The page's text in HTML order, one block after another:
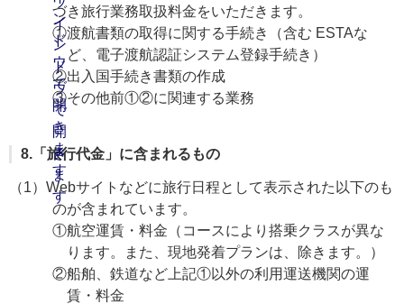
づき旅行業務取扱料金をいただきます。
①渡航書類の取得に関する手続き（含む ESTAな
ど、電子渡航認証システム登録手続き）
②出入国手続き書類の作成
③その他前①②に関連する業務
8.「旅行代金」に含まれるもの
（1）Webサイトなどに旅行日程として表示された以下のも
のが含まれています。
①航空運賃・料金（コースにより搭乗クラスが異な
ります。また、現地発着プランは、除きます。）
②船舶、鉄道など上記①以外の利用運送機関の運
賃・料金